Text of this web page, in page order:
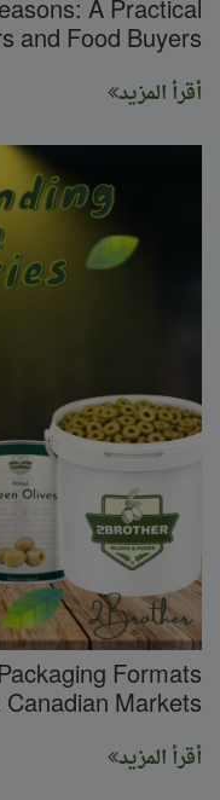
A Practical
and Food Buyers
أقرأ المزيد
Formats
Markets?
أقرأ المزيد